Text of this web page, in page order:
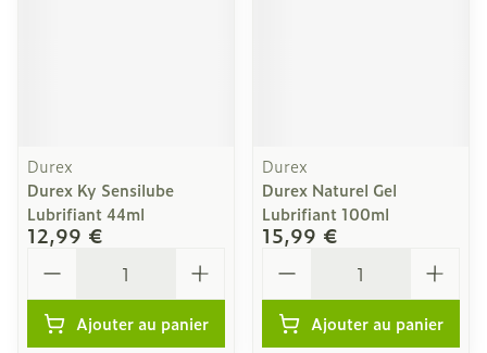
Durex
Durex Ky Sensilube
Lubrifiant 44ml
12,99 €
Ajouter au panier
Durex
Durex Naturel Gel
Lubrifiant 100ml
15,99 €
Ajouter au panier